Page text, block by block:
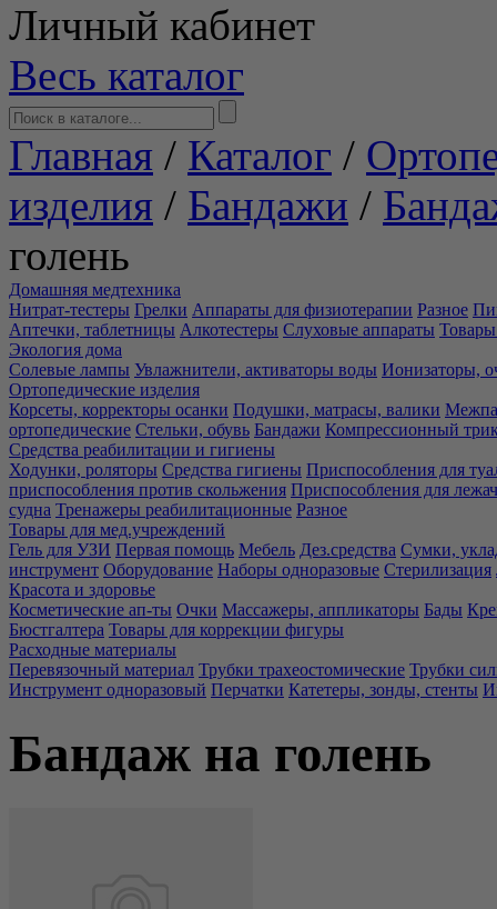
Личный кабинет
Весь каталог
Главная / Каталог /
изделия / Бандажи /
голень
Домашняя медтехника
Нитрат-тестеры Грелки Аппараты для физиотерапии Разное
Аптечки, таблетницы Алкотестеры Слуховые аппараты Товары
Экология дома
Солевые лампы Увлажнители, активаторы воды Ионизаторы,
Ортопедические изделия
Корсеты, корректоры осанки Подушки, матрасы, валики
ортопедические Стельки, обувь Бандажи Компрессионный
Средства реабилитации и гигиены
Ходунки, роляторы Средства гигиены Приспособления для
приспособления против скольжения Приспособления для
судна Тренажеры реабилитационные Разное
Товары для мед.учреждений
Гель для УЗИ Первая помощь Мебель Дез.средства Сумки,
инструмент Оборудование Наборы одноразовые Стерилизация
Красота и здоровье
Косметические ап-ты Очки Массажеры, аппликаторы Бады
Бюстгалтера Товары для коррекции фигуры
Расходные материалы
Перевязочный материал Трубки трахеостомические Трубки
Инструмент одноразовый Перчатки Катетеры, зонды, стенты
Бандаж на голень